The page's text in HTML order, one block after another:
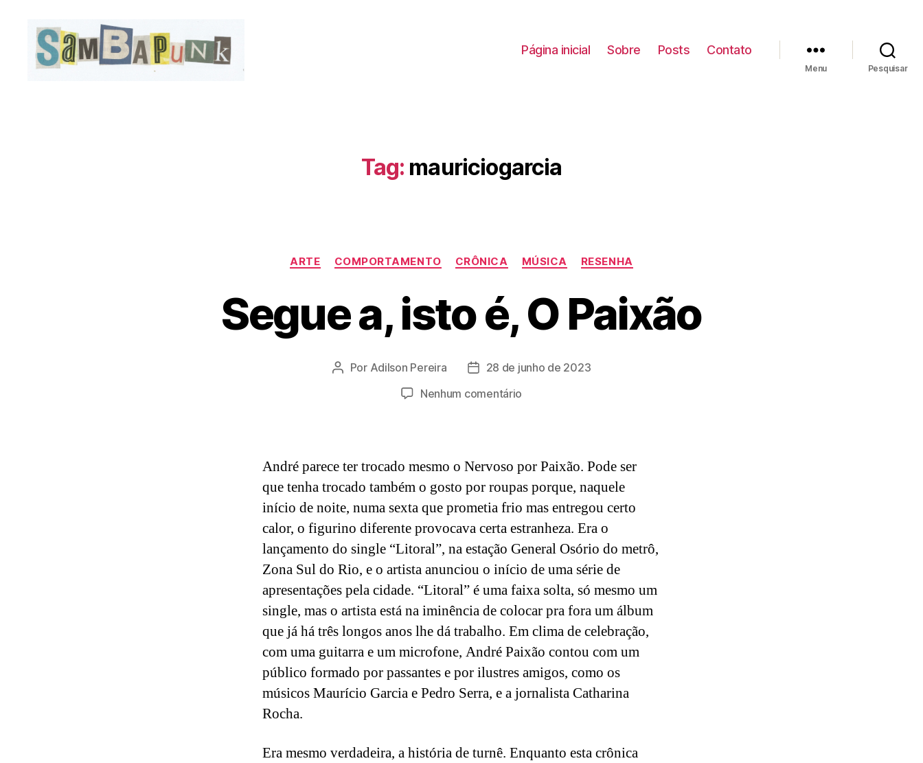
Página inicial Sobre Posts Contato
Menu Pesquisar
Tag: mauriciogarcia
Categorias
ARTE COMPORTAMENTO CRÔNICA MÚSICA RESENHA
Segue a, isto é, O Paixão
Autor
Por Adilson Pereira
Data
publicação
28 de junho de 2023
Nenhum comentário
O
Paixão
André parece ter trocado mesmo o Nervoso por Paixão. Pode ser
que tenha trocado também o gosto por roupas porque, naquele
início de noite, numa sexta que prometia frio mas entregou certo
calor, o figurino diferente provocava certa estranheza. Era o
lançamento do single “Litoral”, na estação General Osório do metrô,
Zona Sul do Rio, e o artista anunciou o início de uma série de
apresentações pela cidade. “Litoral” é uma faixa solta, só mesmo um
single, mas o artista está na iminência de colocar pra fora um álbum
que já há três longos anos lhe dá trabalho. Em clima de celebração,
com uma guitarra e um microfone, André Paixão contou com um
público formado por passantes e por ilustres amigos, como os
músicos Maurício Garcia e Pedro Serra, e a jornalista Catharina
Rocha.
Era mesmo verdadeira, a história de turnê. Enquanto esta crônica